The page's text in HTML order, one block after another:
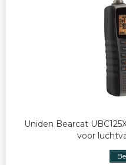
Uniden Bearcat
voor